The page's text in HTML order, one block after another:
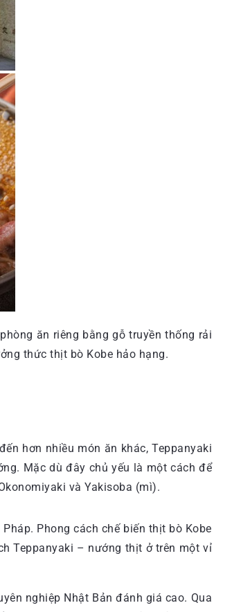
ăn riêng bằng gỗ truyền thống rải
thức thịt bò Kobe hảo hạng.
hơn nhiều món ăn khác, Teppanyaki
Mặc dù đây chủ yếu là một cách để
và Yakisoba (mì).
Phong cách chế biến thịt bò Kobe
Teppanyaki – nướng thịt ở trên một vỉ
nghiệp Nhật Bản đánh giá cao. Qua